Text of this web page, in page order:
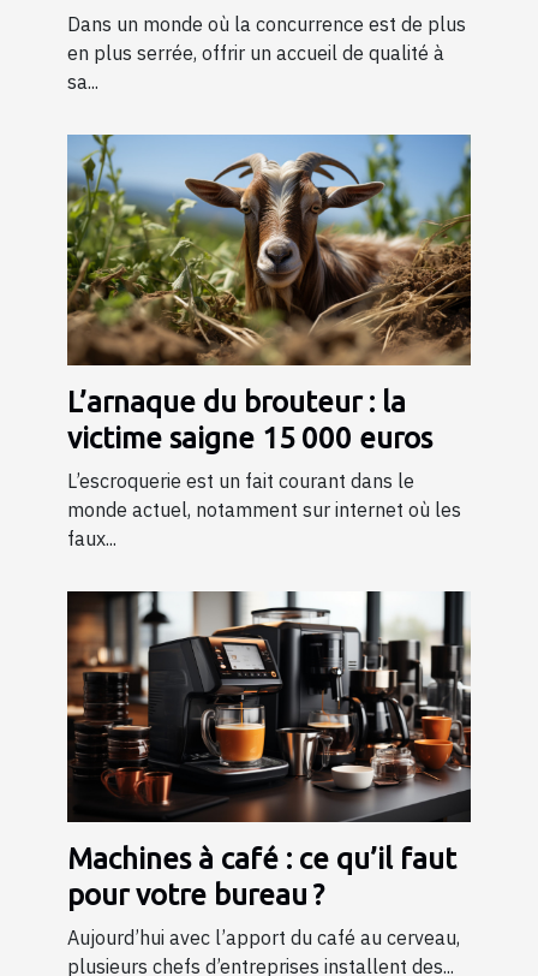
qualité ?
Dans un monde où la concurrence est de plus
en plus serrée, offrir un accueil de qualité à
sa...
L’arnaque du brouteur : la
victime saigne 15 000 euros
L’escroquerie est un fait courant dans le
monde actuel, notamment sur internet où les
faux...
Machines à café : ce qu’il faut
pour votre bureau ?
Aujourd’hui avec l’apport du café au cerveau,
plusieurs chefs d’entreprises installent des...